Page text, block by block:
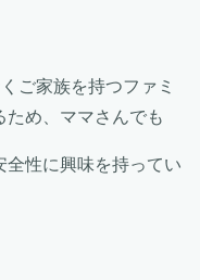
ご家族を持つファミ
ため、ママさんでも
性に興味を持ってい